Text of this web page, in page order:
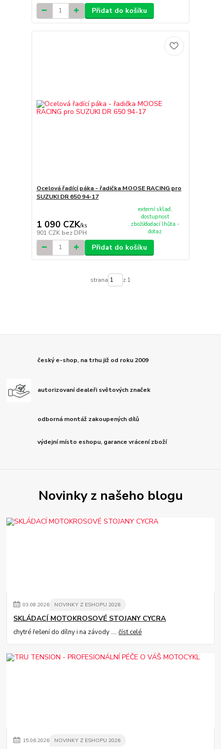
Přidat do košíku
Ocelová řadící páka - řadička MOOSE RACING pro
SUZUKI DR 650 94-17
1 090 CZK/ks
901 CZK bez DPH
externí sklad,
dostupnost
zboží/dodací lhůta -
dotaz
Přidat do košíku
strana z 1
český e-shop, na trhu již od roku 2009
autorizovaní dealeři světových značek
odborná montáž zakoupených dílů
výdejní místo eshopu, garance vrácení zboží
Novinky z našeho blogu
03.08.2026 NOVINKY Z ESHOPU 2026
SKLÁDACÍ MOTOKROSOVÉ STOJANY CYCRA
chytré řešení do dílny i na závody ....číst celé
15.06.2026 NOVINKY Z ESHOPU 2026